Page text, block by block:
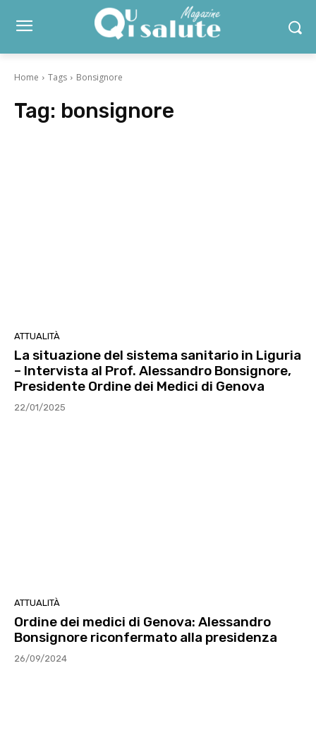
Home Tags Bonsignore
Tag: bonsignore
ATTUALITÀ
La situazione del sistema sanitario in Liguria
– Intervista al Prof. Alessandro Bonsignore,
Presidente Ordine dei Medici di Genova
22/01/2025
ATTUALITÀ
Ordine dei medici di Genova: Alessandro
Bonsignore riconfermato alla presidenza
26/09/2024